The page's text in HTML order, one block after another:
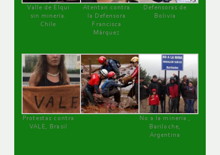
Valle de Elqui
sin minería.
Chile
Atentan contra
la Defensora
Francisca
Márquez
Defensoras de
Bolivia
Protestas contra
VALE, Brasil
No a la minería ,
Bariloche,
Argentina